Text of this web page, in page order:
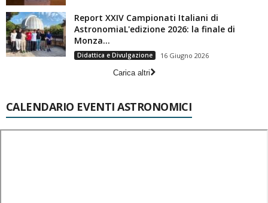
Report XXIV Campionati Italiani di
AstronomiaL'edizione 2026: la finale di
Monza...
Didattica e Divulgazione
16 Giugno 2026
Carica altri
CALENDARIO EVENTI ASTRONOMICI